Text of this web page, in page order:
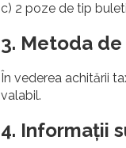
c) 2 poze de tip
3. Metoda
În vederea achitării
valabil.
4. Informații